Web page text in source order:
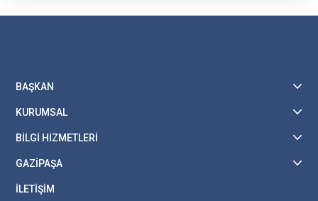
BAŞKAN
KURUMSAL
BİLGİ HİZMETLERİ
GAZİPAŞA
İLETİŞİM